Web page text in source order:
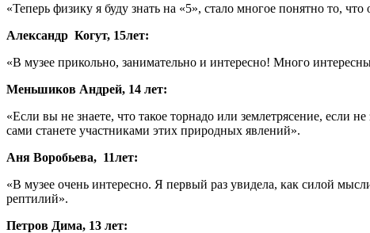
«Теперь физику я буду знать на «5», стало многое понятно то,
Александр Когут, 15лет:
«В музее прикольно, занимательно и интересно! Много
Меньшиков Андрей, 14 лет:
«Если вы не знаете, что такое торнадо или землетрясение, если
сами станете участниками этих природных явлений».
Аня Воробьева, 11лет:
«В музее очень интересно. Я первый раз увидела, как силой
рептилий».
Петров Дима, 13 лет: